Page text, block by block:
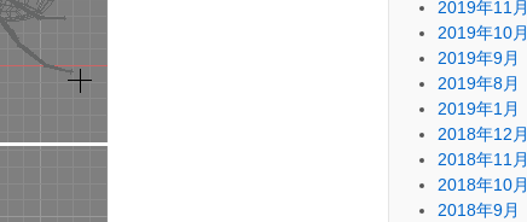
2019年11月
2019年10月
2019年9月
2019年8月
2019年1月
2018年12月
2018年11月
2018年10月
2018年9月